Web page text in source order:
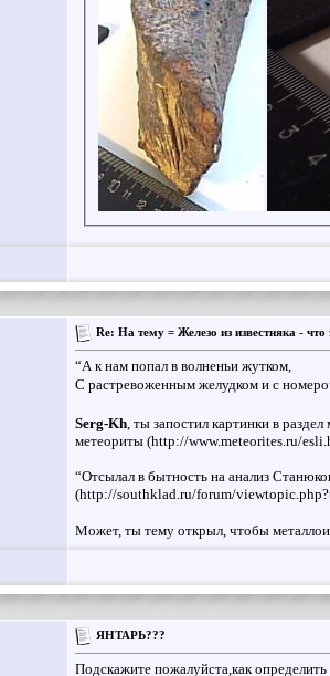
Re: На тему = Железо из известняка - что
“А к нам попал в волненьи жутком,
С растревоженным желудком и с
Serg-Kh, ты запостил картинки в
метеориты (http://www.meteorites.ru/
“Отсылал в бытность на анализ
(http://southklad.ru/forum/
Может, ты тему открыл, чтобы
ЯНТАРЬ???
Подскажите пожалуйста,как